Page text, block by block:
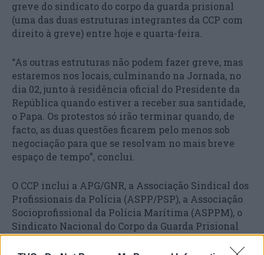
greve do sindicato do corpo da guarda prisional
(uma das duas estruturas integrantes da CCP com
direito à greve) entre hoje e quarta-feira.
“As outras estruturas não podem fazer greve, mas
estaremos nos locais, culminando na Jornada, no
dia 02, junto à residência oficial do Presidente da
República quando estiver a receber sua santidade,
o Papa. Os protestos só irão terminar quando, de
facto, as duas questões ficarem pelo menos sob
negociação para que se resolvam no mais breve
espaço de tempo”, conclui.
O CCP inclui a APG/GNR, a Associação Sindical dos
Profissionais da Polícia (ASPP/PSP), a Associação
Socioprofissional da Polícia Marítima (ASPPM), o
Sindicato Nacional do Corpo da Guarda Prisional
(SNCGP) e a Associação Sindical dos Funcionários